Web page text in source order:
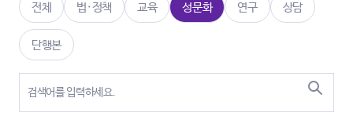
전체 법·정책 교육 성문화 연구 상담
단행본